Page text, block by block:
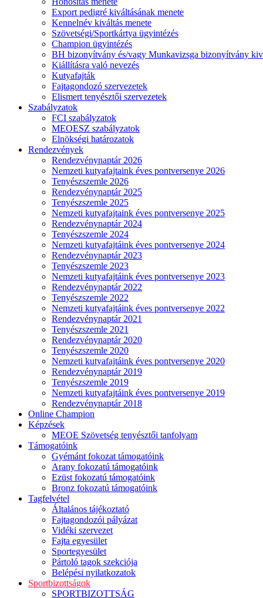
Export pedigré kiváltásának menete
Kennelnév kiváltás menete
Szövetségi/Sportkártya ügyintézés
Champion ügyintézés
BH bizonyítvány és/vagy Munkavizsga bizonyítvány
Kiállításra való nevezés
Kutyafajták
Fajtagondozó szervezetek
Elismert tenyésztői szervezetek
Szabályzatok
FCI szabályzatok
MEOESZ szabályzatok
Elnökségi határozatok
Rendezvények
Rendezvénynaptár 2026
Nemzeti kutyafajtaink éves pontversenye 2026
Tenyészszemle 2026
Rendezvénynaptár 2025
Tenyészszemle 2025
Nemzeti kutyafajtaink éves pontversenye 2025
Rendezvénynaptár 2024
Tenyészszemle 2024
Nemzeti kutyafajtáink éves pontversenye 2024
Rendezvénynaptár 2023
Tenyészszemle 2023
Nemzeti kutyafajtáink éves pontversenye 2023
Rendezvénynaptár 2022
Tenyészszemle 2022
Nemzeti kutyafajtáink éves pontversenye 2022
Rendezvénynaptár 2021
Tenyészszemle 2021
Rendezvénynaptár 2020
Tenyészszemle 2020
Nemzeti kutyafajtáink éves pontversenye 2020
Rendezvénynaptár 2019
Tenyészszemle 2019
Nemzeti kutyafajtáink éves pontversenye 2019
Rendezvénynaptár 2018
Online Champion
Képzések
MEOE Szövetség tenyésztői tanfolyam
Támogatóink
Gyémánt fokozat támogatóink
Arany fokozatú támogatóink
Ezüst fokozatú támogatóink
Bronz fokozatú támogatóink
Tagfelvétel
Általános tájékoztató
Fajtagondozói pályázat
Vidéki szervezet
Fajta egyesület
Sportegyesület
Pártoló tagok szekciója
Belépési nyilatkozatok
Sportbizottságok
SPORTBIZOTTSÁG